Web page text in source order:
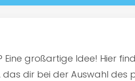
großartige Idee! Hier
dir bei der Auswahl des